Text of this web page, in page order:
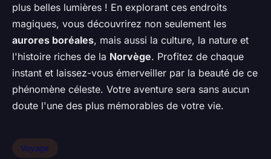
plus belles lumières ! En explorant ces endroits
magiques, vous découvrirez non seulement les
aurores boréales, mais aussi la culture, la nature et
l'histoire riches de la Norvège. Profitez de chaque
instant et laissez-vous émerveiller par la beauté de ce
phénomène céleste. Votre aventure sera sans aucun
doute l'une des plus mémorables de votre vie.
Voyage